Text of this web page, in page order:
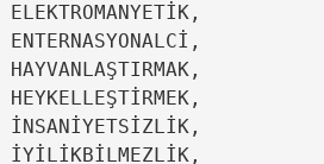
HEYKELLEŞTİRMEK,
İNSANİYETSİZLİK,
İYİLİKBİLMEZLİK,